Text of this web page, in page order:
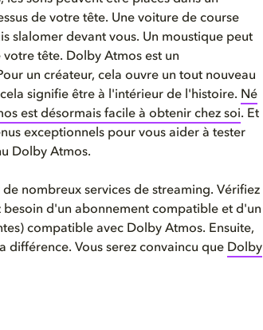
de votre tête. Une voiture de course
slalomer devant vous. Un moustique peut
tête. Dolby Atmos est un
un créateur, cela ouvre un tout nouveau
signifie être à l'intérieur de l'histoire. Né
est désormais facile à obtenir chez soi. Et
exceptionnels pour vous aider à tester
Dolby Atmos.
nombreux services de streaming. Vérifiez
besoin d'un abonnement compatible et d'un
compatible avec Dolby Atmos. Ensuite,
différence. Vous serez convaincu que Dolby